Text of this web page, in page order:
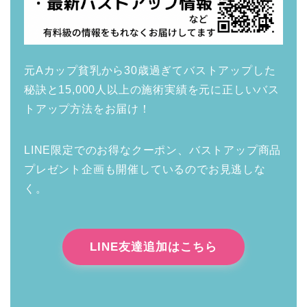
元Aカップ貧乳から30歳過ぎてバストアップした
秘訣と15,000人以上の施術実績を元に正しいバス
トアップ方法をお届け！
LINE限定でのお得なクーポン、バストアップ商品
プレゼント企画も開催しているのでお見逃しな
く。
LINE友達追加はこちら